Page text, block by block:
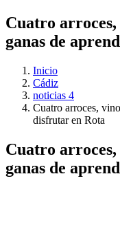
Cuatro arroces,
ganas de
Inicio
Cádiz
noticias 4
Cuatro arroces,
disfrutar en Rota
Cuatro arroces,
ganas de